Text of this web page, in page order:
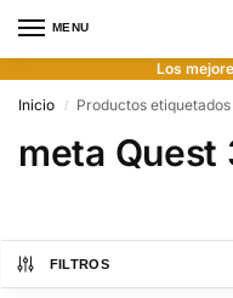
MENU
Los
Inicio
/ Productos
meta Quest
FILTROS